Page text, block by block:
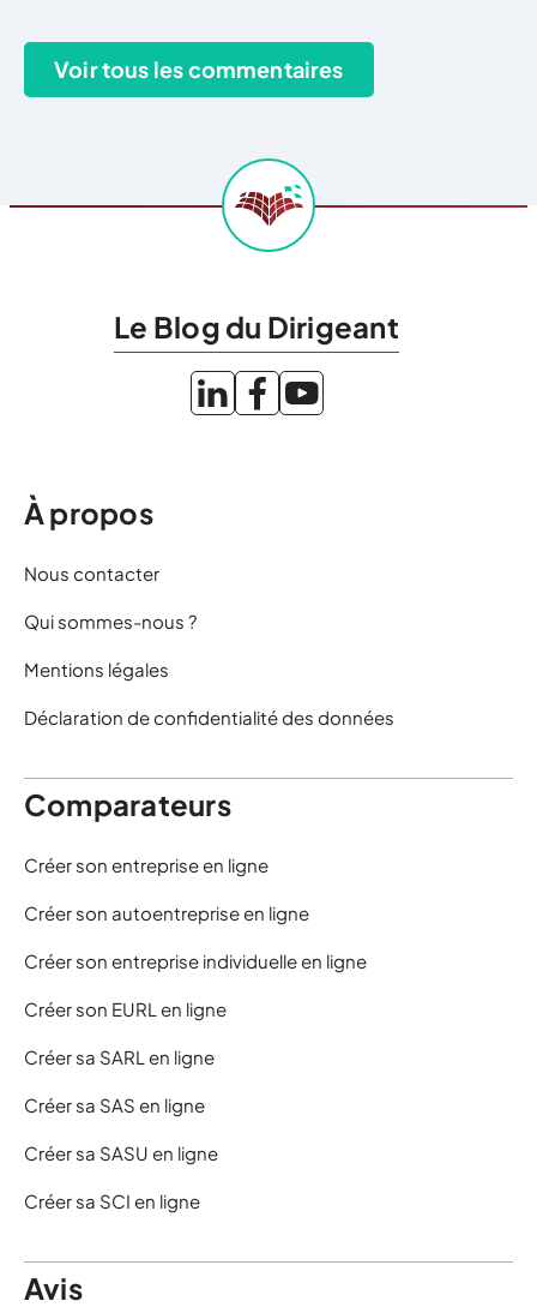
Le Blog du Dirigeant
À propos
Nous contacter
Qui sommes-nous ?
Mentions légales
Déclaration de confidentialité des données
Comparateurs
Créer son entreprise en ligne
Créer son autoentreprise en ligne
Créer son entreprise individuelle en ligne
Créer son EURL en ligne
Créer sa SARL en ligne
Créer sa SAS en ligne
Créer sa SASU en ligne
Créer sa SCI en ligne
Avis